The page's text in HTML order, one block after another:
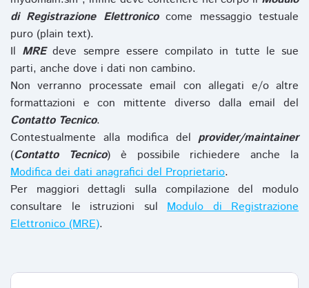
di Registrazione Elettronicocome messaggio testuale
puro (plain text).
Il MREdeve sempre essere compilato in tutte le sue
parti, anche dove i dati non cambino.
Non verranno processate email con allegati e/o altre
formattazioni e con mittente diverso dalla email del
Contatto Tecnico.
Contestualmente alla modifica del provider/maintainer
(Contatto Tecnico) è possibile richiedere anche la
Modifica dei dati anagrafici del Proprietario.
Per maggiori dettagli sulla compilazione del modulo
consultare le istruzioni sul Modulo di Registrazione
Elettronico (MRE).